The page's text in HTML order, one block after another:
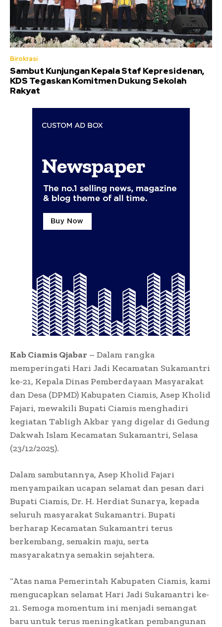
Birokrasi
Sambut Kunjungan Kepala Staf Kepresidenan,
KDS Tegaskan Komitmen Dukung Sekolah
Rakyat
Kab Ciamis Qjabar – Dalam rangka
memperingati Hari Jadi Kecamatan Sukamantri
ke-21, Kepala Dinas Pemberdayaan Masyarakat
dan Desa (DPMD) Kabupaten Ciamis, Asep Kholid
Fajari, mewakili Bupati Ciamis menghadiri
kegiatan Tabligh Akbar yang digelar di Gedung
Dakwah Islam Kecamatan Sukamantri, Selasa
(23/12/2025).
Dalam sambutannya, Asep Kholid Fajari
menyampaikan ucapan selamat dan pesan dari
Bupati Ciamis, Dr. H. Herdiat Sunarya, kepada
seluruh masyarakat Sukamantri. Bupati
berharap Kecamatan Sukamantri terus
berkembang, semakin maju, serta
masyarakatnya semakin sejahtera.
“Atas nama Pemerintah Kabupaten Ciamis, kami
mengucapkan selamat Hari Jadi Sukamantri ke-
21. Semoga momentum ini menjadi semangat
baru untuk terus meningkatkan pembangunan